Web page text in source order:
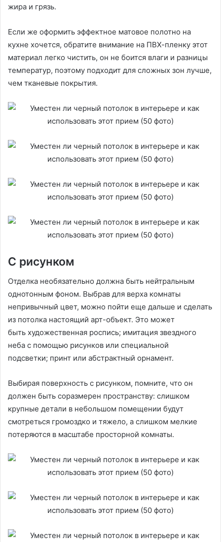
жира и грязь.
Если же оформить эффектное матовое полотно на
кухне хочется, обратите внимание на ПВХ-пленку этот
материал легко чистить, он не боится влаги и разницы
температур, поэтому подходит для сложных зон лучше,
чем тканевые покрытия.
С рисунком
Отделка необязательно должна быть нейтральным
однотонным фоном. Выбрав для верха комнаты
непривычный цвет, можно пойти еще дальше и сделать
из потолка настоящий арт-объект. Это может
быть художественная роспись; имитация звездного
неба с помощью рисунков или специальной
подсветки; принт или абстрактный орнамент.
Выбирая поверхность с рисунком, помните, что он
должен быть соразмерен пространству: слишком
крупные детали в небольшом помещении будут
смотреться громоздко и тяжело, а слишком мелкие
потеряются в масштабе просторной комнаты.